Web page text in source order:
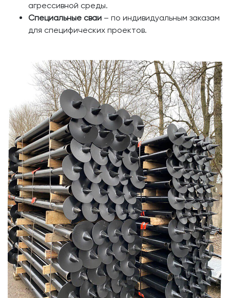
агрессивной среды.
Специальные сваи – по индивидуальным заказам
для специфических проектов.